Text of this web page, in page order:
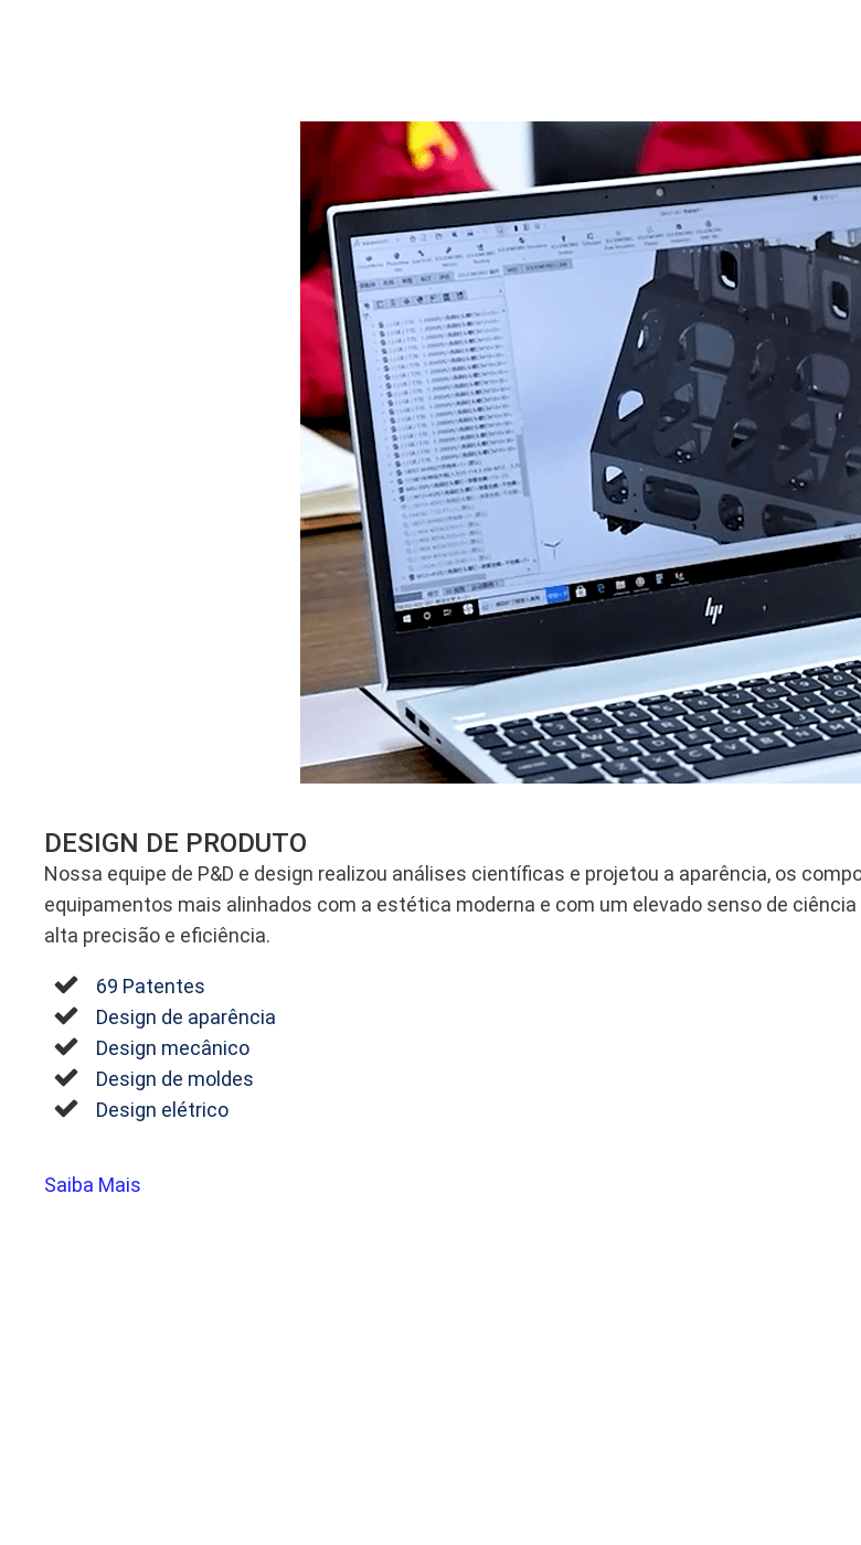
DESIGN DE PRODUTO
Nossa equipe de P&D e design realizou análises científicas e projetou a aparência, os
equipamentos mais alinhados com a estética moderna e com um elevado senso de
alta precisão e eficiência.
69 Patentes
Design de aparência
Design mecânico
Design de moldes
Design elétrico
Saiba Mais